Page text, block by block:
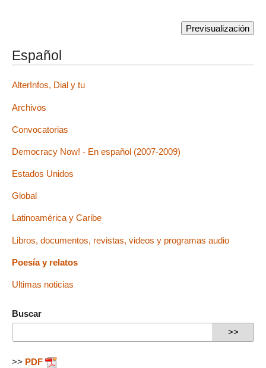
Español
AlterInfos, Dial y tu
Archivos
Convocatorias
Democracy Now! - En español (2007-2009)
Estados Unidos
Global
Latinoamérica y Caribe
Libros, documentos, revistas, videos y programas audio
Poesía y relatos
Ultimas noticias
Buscar
>> PDF